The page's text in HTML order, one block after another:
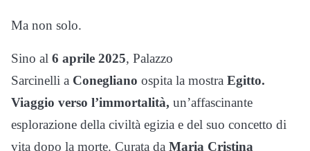
Ma non solo.
Sino al 6 aprile 2025, Palazzo
Sarcinelli a Conegliano ospita la mostra Egitto.
Viaggio verso l’immortalità, un’affascinante
esplorazione della civiltà egizia e del suo concetto di
vita dopo la morte. Curata da Maria Cristina